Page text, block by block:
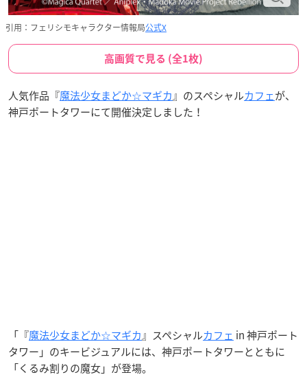
引用：フェリシモキャラクター情報局公式X
高画質で見る (全1枚)
人気作品『魔法少女まどか☆マギカ』のスペシャルカフェが、
神戸ポートタワーにて開催決定しました！
「『魔法少女まどか☆マギカ』スペシャルカフェ in 神戸ポート
タワー」のキービジュアルには、神戸ポートタワーとともに
「くるみ割りの魔女」が登場。